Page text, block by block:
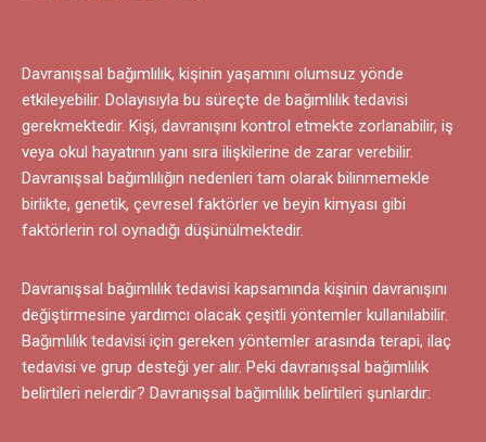
Davranışsal bağımlılık, kişinin yaşamını olumsuz yönde
etkileyebilir. Dolayısıyla bu süreçte de bağımlılık tedavisi
gerekmektedir. Kişi, davranışını kontrol etmekte zorlanabilir, iş
veya okul hayatının yanı sıra ilişkilerine de zarar verebilir.
Davranışsal bağımlılığın nedenleri tam olarak bilinmemekle
birlikte, genetik, çevresel faktörler ve beyin kimyası gibi
faktörlerin rol oynadığı düşünülmektedir.
Davranışsal bağımlılık tedavisi kapsamında kişinin davranışını
değiştirmesine yardımcı olacak çeşitli yöntemler kullanılabilir.
Bağımlılık tedavisi için gereken yöntemler arasında terapi, ilaç
tedavisi ve grup desteği yer alır. Peki davranışsal bağımlılık
belirtileri nelerdir? Davranışsal bağımlılık belirtileri şunlardır: